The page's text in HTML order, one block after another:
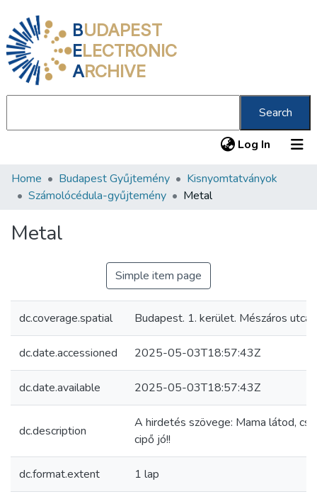
BUDAPEST
ELECTRONIC
ARCHIVE
Search
Log In (current)
Communities & Collections
Statistics
Home Budapest Gyűjtemény
Kisnyomtatványok
Számolócédula-gyűjtemény
Metal
Metal
Simple item page
dc.coverage.spatial Budapest. 1. kerület. Mészáros utca
dc.date.accessioned 2025-05-03T18:57:43Z
dc.date.available 2025-05-03T18:57:43Z
dc.description
A hirdetés szövege: Mama látod,
cipő jó!!
dc.format.extent 1 lap